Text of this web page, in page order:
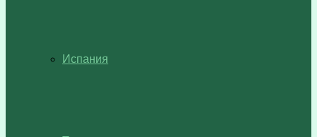
Испания